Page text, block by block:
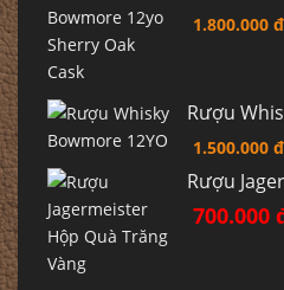
1.800.000 đ
Rượu
1.500.000 đ
Rượu
700.000